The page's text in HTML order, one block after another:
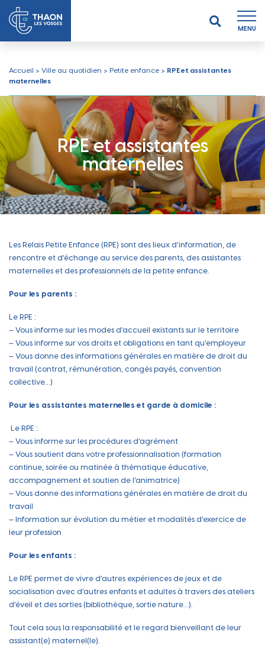
MENU
Accueil > Ville au quotidien > Petite enfance > RPE et assistantes
maternelles
RPE et assistantes
maternelles
Les Relais Petite Enfance (RPE) sont des lieux d’information, de
rencontre et d’échange au service des parents, des assistantes
maternelles et des professionnels de la petite enfance.
Pour les parents :
Le RPE :
– Vous informe sur les modes d’accueil existants sur le territoire
– Vous informe sur vos droits et obligations en tant qu’employeur
– Vous donne des informations générales en matière de droit du
travail (contrat, rémunération, congés payés, convention
collective…)
Pour les assistantes maternelles et garde à domicile :
Le RPE :
– Vous informe sur les procédures d’agrément
– Vous soutient dans votre professionnalisation (formation
continue, soirée ou matinée à thématique éducative,
accompagnement et soutien de l’animatrice)
– Vous donne des informations générales en matière de droit du
travail
– Information sur évolution du métier et modalités d’exercice de
leur profession
Pour les enfants :
Le RPE permet de vivre d’autres expériences de jeux et de
socialisation avec d’autres enfants et adultes à travers des ateliers
d’éveil et des sorties (bibliothèque, sortie nature…).
Tout cela sous la responsabilité et le regard bienveillant de leur
assistant(e) maternel(le).